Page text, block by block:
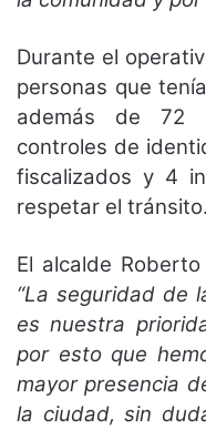
Durante el
personas que
además de 72
controles de
fiscalizados y 4
respetar el tránsito.
El alcalde
“La seguridad de
es nuestra
por esto que
mayor presencia
la ciudad, sin